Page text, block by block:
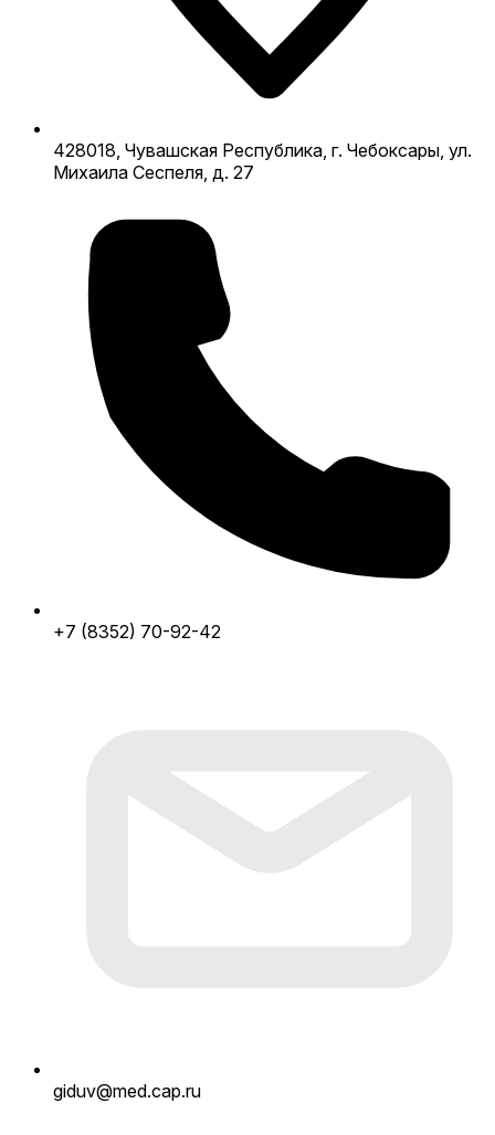
428018, Чувашская Республика, г. Чебоксары, ул.
Михаила Сеспеля, д. 27
+7 (8352) 70-92-42
giduv@med.cap.ru